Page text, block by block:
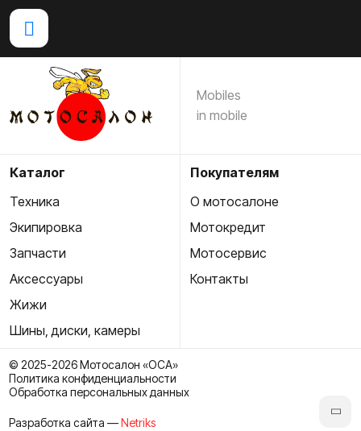
Mobiles
in mobile
Каталог
Техника
Экипировка
Запчасти
Аксессуары
Жижи
Шины, диски, камеры
Покупателям
О мотосалоне
Мотокредит
Мотосервис
Контакты
© 2025-2026 Мотосалон «ОСА»
Политика конфиденциальности
Обработка персональных данных
Разработка сайта —Netriks